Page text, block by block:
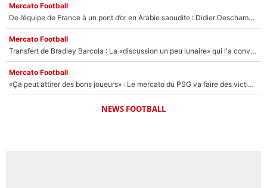
Mercato Football
De l’équipe de France à un pont d’or en Arabie saoudite : Didier Deschamps a donné sa réponse !
Mercato Football
Transfert de Bradley Barcola : La «discussion un peu lunaire» qui l'a convaincu de quitter le PSG, son entourage est pointé du doigt
Mercato Football
«Ça peut attirer des bons joueurs» : Le mercato du PSG va faire des victimes dans l'effectif de Luis Enrique ?
NEWS FOOTBALL